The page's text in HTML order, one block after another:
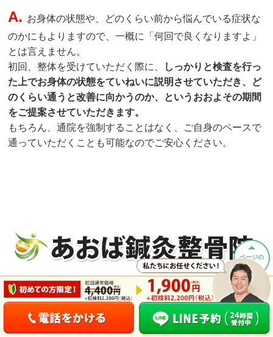
A. お身体の状態や、どのくらい前から悩んでいる症状な
のかにもよりますので、一概に「何回で良くなりますよ」
とは言えません。
初回、整体を受けていただく際に、
しっかりと検査を行っ
た上でお身体の状態をていねいに説明させていただき、ど
のくらい通うと改善に向かうのか、というおおよその期間
をご提案させていただきます。
もちろん、通院を強制することはなく、ご自身のペースで
通っていただくことも可能なのでご安心ください。
ご予約・お問い合わせはこちら
0467-42-3587
ページの
先頭へ